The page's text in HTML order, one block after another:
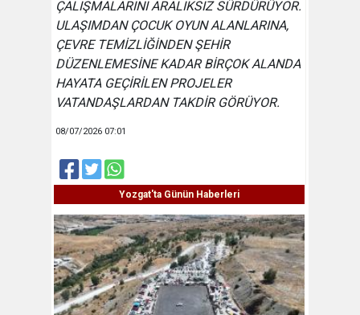
ÇALIŞMALARINI ARALIKSIZ SÜRDÜRÜYOR.
ULAŞIMDAN ÇOCUK OYUN ALANLARINA,
ÇEVRE TEMİZLİĞİNDEN ŞEHİR
DÜZENLEMESİNE KADAR BİRÇOK ALANDA
HAYATA GEÇİRİLEN PROJELER
VATANDAŞLARDAN TAKDİR GÖRÜYOR.
08/07/2026 07:01
Yozgat'ta Günün Haberleri